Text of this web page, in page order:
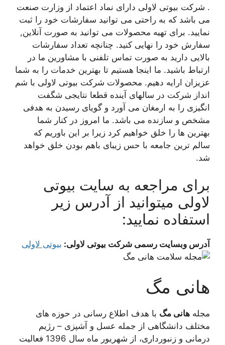
. شرکت بیوتی لاولی دارای نماد اعتماد از وزارت صنعت
می باشد که به راحتی می توانید سفارشات خود را ثبت
نمایید. برای تهیه محصولات می توانید به صورت آنلاین,
سفارش خود را نهایی کنید. چنانچه تعداد سفارشات
بالایی دارید به صورت تماس تلفنی با مشاورین ما در
ارتباط باشید. ما اینجا هستیم تا بهترین خدمات را به شما
عزیزان ارایه دهیم. محصولات شرکت بیوتی لاولی با شم
انداز شرکت در سالهای آینده قطعا نتایجی شگفت
انگیزی را به ارمغان می آورد و گویای رسیدن به هدفی
مشخص و سازنده می باشد. ما امروز در کنار شما
بهترین ها را خلق خواهیم کرد زیرا بر این باوریم که
سالم ترین جامعه با حس زیبای باهم بودن خلق خواهد
شد.
برای مراجعه به سایت بیوتی
لاولی میتوانید از آدرس زیر
استفاده نمایید:
آدرس وبسایت رسمی شرکت بیوتی لاولی: بیوتی لاولی
هانی مگ
مجله هانی مگ با هدف اطلاع رسانی در حوزه های
مختلف دانشگاهی از جمله عسل و آشپزی – رژیم
درمانی و زنبورداری، از شهریور ماه سال 1396 فعالیت